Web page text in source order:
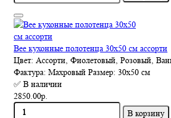
Bee кухонные полотенца 30x50 см ассорти
Цвет: Ассорти, Фиолетовый, Розовый,
Фактура: Махровый Размер: 30х50 см
✅ В наличии
2850.00р.
В корзину